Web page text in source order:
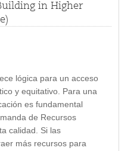
in Higher
lógica para un acceso
y equitativo. Para una
es fundamental
de Recursos
calidad. Si las
más recursos para